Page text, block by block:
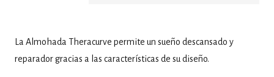
La Almohada Theracurve permite un sueño descansado y
reparador gracias a las características de su diseño.